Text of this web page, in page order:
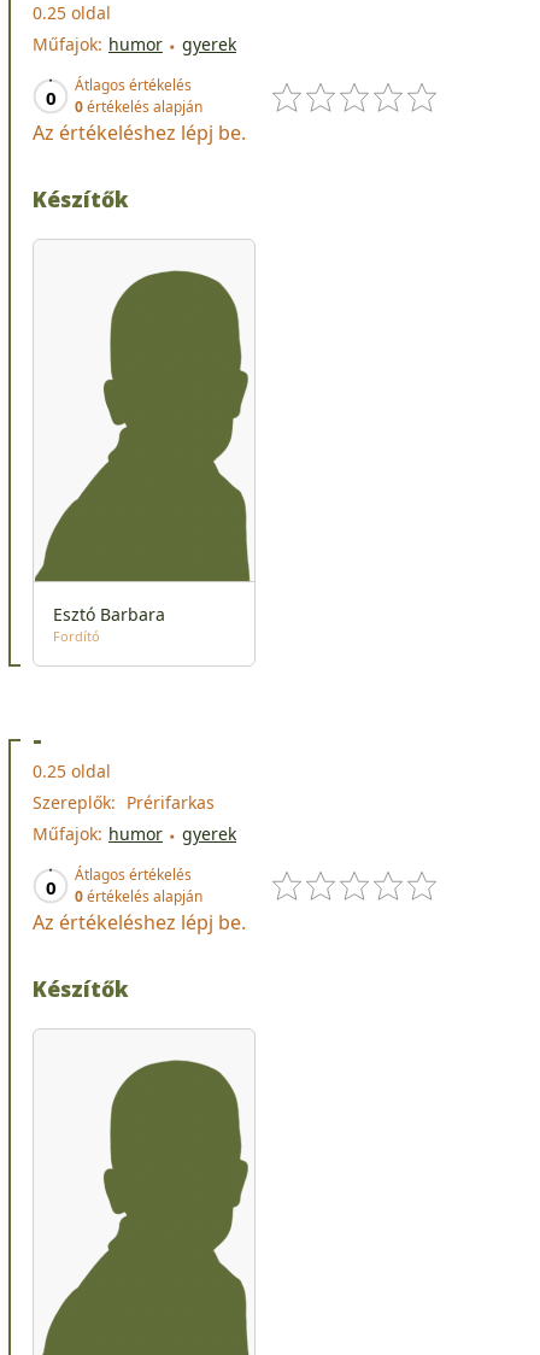
0.25 oldal
Műfajok: humor gyerek
0
Átlagos értékelés
0értékelés alapján
Az értékeléshez lépj be.
Készítők
Esztó Barbara
Fordító
-
0.25 oldal
Szereplők: Prérifarkas
Műfajok: humor gyerek
0
Átlagos értékelés
0értékelés alapján
Az értékeléshez lépj be.
Készítők